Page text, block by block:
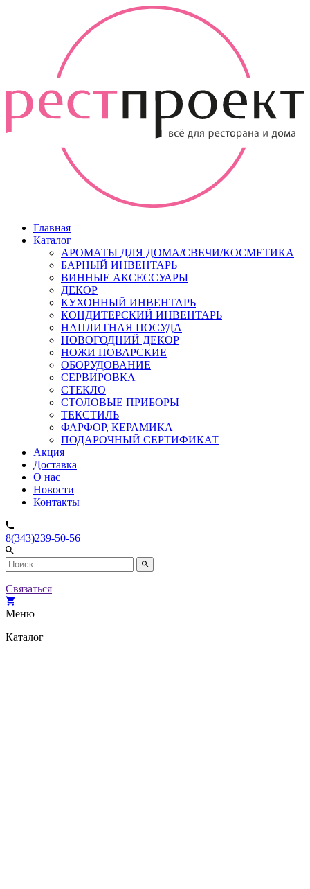
Главная
Каталог
АРОМАТЫ ДЛЯ ДОМА/СВЕЧИ/КОСМЕТИКА
БАРНЫЙ ИНВЕНТАРЬ
ВИННЫЕ АКСЕССУАРЫ
ДЕКОР
КУХОННЫЙ ИНВЕНТАРЬ
КОНДИТЕРСКИЙ ИНВЕНТАРЬ
НАПЛИТНАЯ ПОСУДА
НОВОГОДНИЙ ДЕКОР
НОЖИ ПОВАРСКИЕ
ОБОРУДОВАНИЕ
СЕРВИРОВКА
СТЕКЛО
СТОЛОВЫЕ ПРИБОРЫ
ТЕКСТИЛЬ
ФАРФОР, КЕРАМИКА
ПОДАРОЧНЫЙ СЕРТИФИКАТ
Акция
Доставка
О нас
Новости
Контакты
8(343)239-50-56
Связаться
Меню
Каталог